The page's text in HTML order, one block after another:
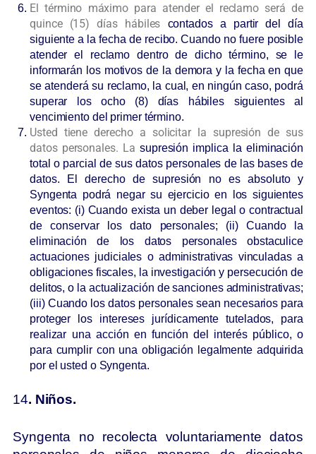
El término máximo para atender el reclamo será de
quince (15) días hábiles contados a partir del día
siguiente a la fecha de recibo. Cuando no fuere posible
atender el reclamo dentro de dicho término, se le
informarán los motivos de la demora y la fecha en que
se atenderá su reclamo, la cual, en ningún caso, podrá
superar los ocho (8) días hábiles siguientes al
vencimiento del primer término.
Usted tiene derecho a solicitar la supresión de sus
datos personales. Lasupresión implica la eliminación
total o parcial de sus datos personales de las bases de
datos. El derecho de supresión no es absoluto y
Syngenta podrá negar su ejercicio en los siguientes
eventos: (i) Cuando exista un deber legal o contractual
de conservar los dato personales; (ii) Cuando la
eliminación de los datos personales obstaculice
actuaciones judiciales o administrativas vinculadas a
obligaciones fiscales, la investigación y persecución de
delitos, o la actualización de sanciones administrativas;
(iii) Cuando los datos personales sean necesarios para
proteger los intereses jurídicamente tutelados, para
realizar una acción en función del interés público, o
para cumplir con una obligación legalmente adquirida
por el usted o Syngenta.
14. Niños.
Syngenta no recolecta voluntariamente datos